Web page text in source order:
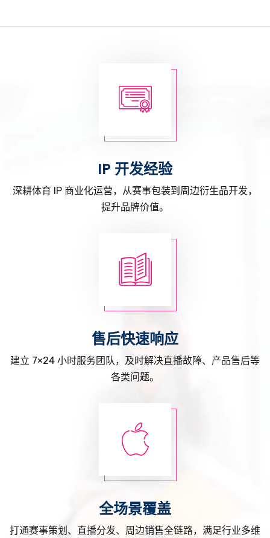
IP 开发经验
深耕体育 IP 商业化运营，从赛事包装到周边衍生品开发，
提升品牌价值。
售后快速响应
建立 7×24 小时服务团队，及时解决直播故障、产品售后等
各类问题。
全场景覆盖
打通赛事策划、直播分发、周边销售全链路，满足行业多维